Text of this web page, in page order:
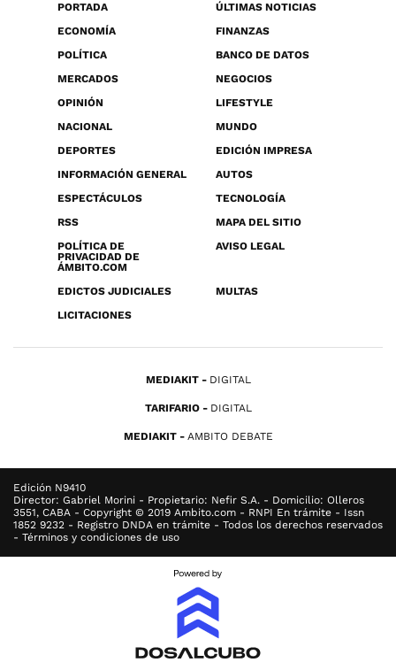
PORTADA
ÚLTIMAS NOTICIAS
ECONOMÍA
FINANZAS
POLÍTICA
BANCO DE DATOS
MERCADOS
NEGOCIOS
OPINIÓN
LIFESTYLE
NACIONAL
MUNDO
DEPORTES
EDICIÓN IMPRESA
INFORMACIÓN GENERAL
AUTOS
ESPECTÁCULOS
TECNOLOGÍA
RSS
MAPA DEL SITIO
POLÍTICA DE
PRIVACIDAD DE
ÁMBITO.COM
AVISO LEGAL
EDICTOS JUDICIALES
MULTAS
LICITACIONES
MEDIAKIT DIGITAL
TARIFARIO DIGITAL
MEDIAKIT AMBITO DEBATE
Edición N9410
Director: Gabriel Morini - Propietario: Nefir S.A. - Domicilio: Olleros
3551, CABA - Copyright © 2019 Ambito.com - RNPI En trámite - Issn
1852 9232 - Registro DNDA en trámite - Todos los derechos reservados
- Términos y condiciones de uso